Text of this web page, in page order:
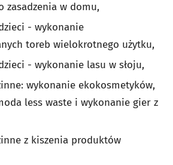
zasadzenia w domu,
- wykonanie
toreb wielokrotnego użytku,
- wykonanie lasu w słoju,
wykonanie ekokosmetyków,
less waste i wykonanie gier z
z kiszenia produktów